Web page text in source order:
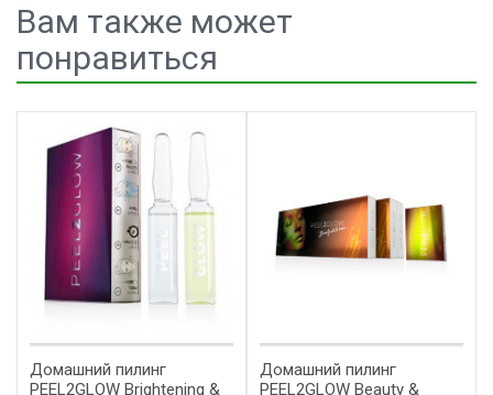
Вам также может
понравиться
Домашний пилинг
PEEL2GLOW Brightening &
Домашний пилинг
PEEL2GLOW Beauty &